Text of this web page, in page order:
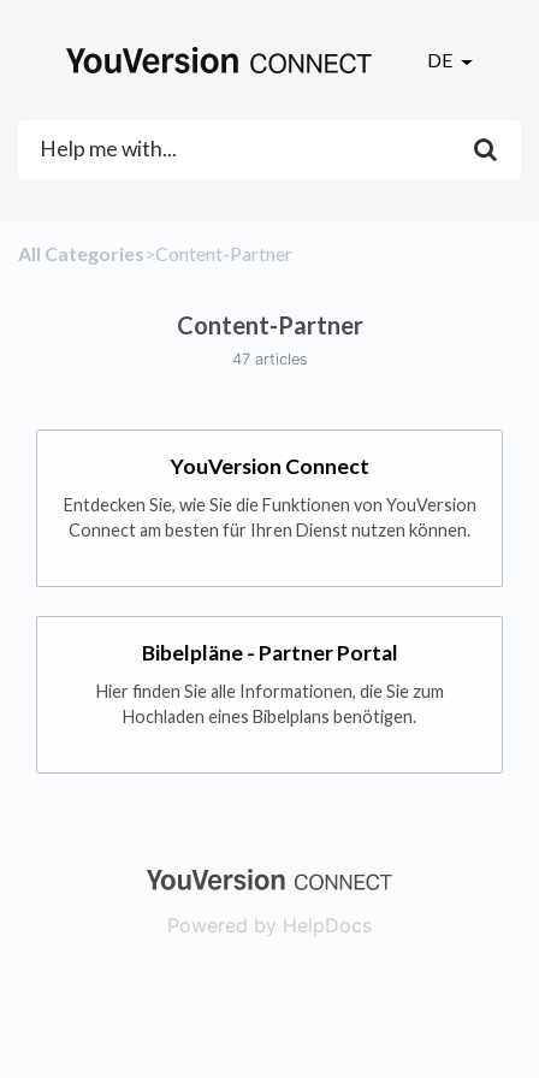
DE
All Categories​>​​Content-Partner
Content-Partner
47 articles
YouVersion Connect
Entdecken Sie, wie Sie die Funktionen von YouVersion
Connect am besten für Ihren Dienst nutzen können.
Bibelpläne - Partner Portal
Hier finden Sie alle Informationen, die Sie zum
Hochladen eines Bibelplans benötigen.
(opens in a
Powered by HelpDocs